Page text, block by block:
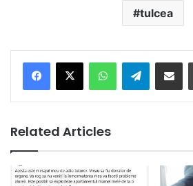
tulcea
Telegram
Related Articles